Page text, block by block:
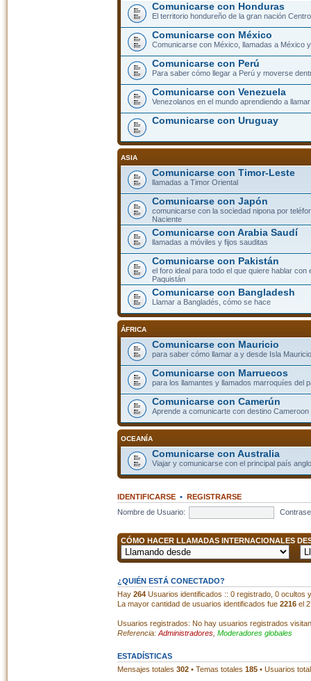
Comunicarse con Honduras
El territorio hondureño de la gran nación
Comunicarse con México
Comunicarse con México, llamadas a México
Comunicarse con Perú
Para saber cómo llegar a Perú y moverse
Comunicarse con Venezuela
Venezolanos en el mundo aprendiendo a
Comunicarse con Uruguay
ASIA
Comunicarse con Timor-Leste
llamadas a Timor Oriental
Comunicarse con Japón
comunicarse con la sociedad nipona por
Naciente
Comunicarse con Arabia Saudí
llamadas a móviles y fijos sauditas
Comunicarse con Pakistán
el foro ideal para todo el que quiere hablar con
Paquistán
Comunicarse con Bangladesh
Llamar a Bangladés, cómo se hace
ÁFRICA
Comunicarse con Mauricio
para saber cómo llamar a y desde Isla
Comunicarse con Marruecos
para los llamantes y llamados marroquíes del
Comunicarse con Camerún
Aprende a comunicarte con destino Cameroon
OCEANÍA
Comunicarse con Australia
Viajar y comunicarse con el principal país
IDENTIFICARSE• REGISTRARSE
Nombre de Usuario:
CÓMO HACER LLAMADAS INTERNACIONALES
¿QUIÉN ESTÁ CONECTADO?
Hay 264Usuarios identificados :: 0 registrado, 0 ocultos
La mayor cantidad de usuarios identificados fue 2216el
Usuarios registrados: No hay usuarios registrados
Referencia: Administradores, Moderadores globales
ESTADÍSTICAS
Mensajes totales 302• Temas totales 185• Usuarios